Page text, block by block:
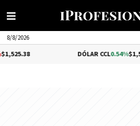
8/8/2026
DÓLAR CCL0.54%$1,584.05